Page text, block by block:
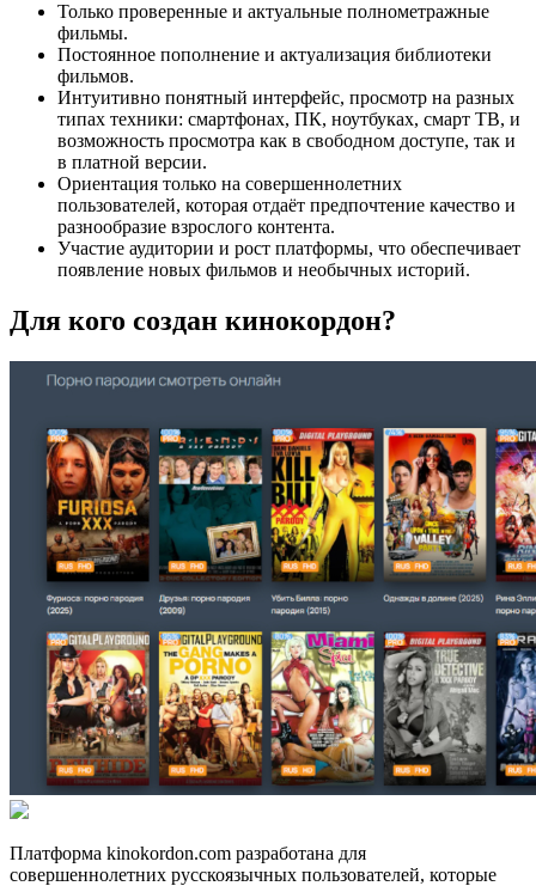
Только проверенные и актуальные полнометражные
фильмы.
Постоянное пополнение и актуализация библиотеки
фильмов.
Интуитивно понятный интерфейс, просмотр на разных
типах техники: смартфонах, ПК, ноутбуках, смарт ТВ, и
возможность просмотра как в свободном доступе, так и
в платной версии.
Ориентация только на совершеннолетних
пользователей, которая отдаёт предпочтение качество и
разнообразие взрослого контента.
Участие аудитории и рост платформы, что обеспечивает
появление новых фильмов и необычных историй.
Для кого создан кинокордон?
Платформа kinokordon.com разработана для
совершеннолетних русскоязычных пользователей, которые